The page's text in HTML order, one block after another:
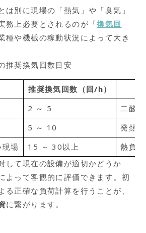
は別に現場の「熱気」や「臭気」
務上必要とされるのが「換気回
種や機械の稼動状況によって大き
推奨換気回数目安
推奨換気回数（回/h）
2 ～ 5
二酸
5 ～ 10
発熱
場
15 ～ 30以上
熱負
して現在の設備が適切かどうか
よって客観的に評価できます。初
る正確な負荷計算を行うことが、
に繋がります。